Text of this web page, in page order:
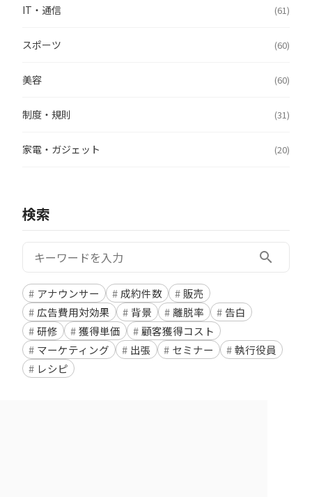
IT・通信 (61)
スポーツ (60)
美容 (60)
制度・規則 (31)
家電・ガジェット (20)
検索
検索: search
アナウンサー 成約件数
販売
広告費用対効果
背景 離脱率
告白
研修
獲得単価
顧客獲得コスト
マーケティング
出張 セミナー
執行役員
レシピ